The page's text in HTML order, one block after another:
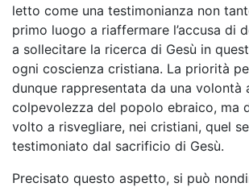
letto come una testimonianza non
primo luogo a riaffermare l’accusa di
a sollecitare la ricerca di Gesù in
ogni coscienza cristiana. La priorità
dunque rappresentata da una volontà
colpevolezza del popolo ebraico, ma
volto a risvegliare, nei cristiani, quel
testimoniato dal sacrificio di Gesù.
Precisato questo aspetto, si può